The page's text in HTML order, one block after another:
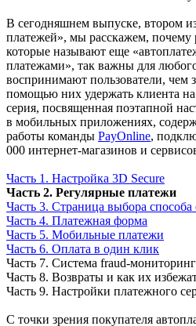
В сегодняшнем выпуске, втором
платежей», мы расскажем, почему
которые называют еще
платежами», так важны для
воспринимают пользователи, чем
помощью них удержать клиента
серия, посвященная поэтапной
в мобильных приложениях,
работы команды PayOnline,
000 интернет-магазинов и
Часть 1. Настройка 3D Secure
Часть 2. Регулярные платежи
Часть 3. Страница выбора
Часть 4. Платежная форма
Часть 5. Мобильные платежи
Часть 6. Оплата в один клик
Часть 7. Система fraud-
Часть 8. Возвраты и как их
Часть 9. Настройки платежного
С точки зрения покупателя